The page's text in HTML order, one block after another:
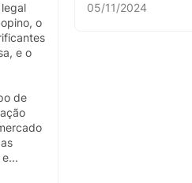
o
e o
de
05/11/2024